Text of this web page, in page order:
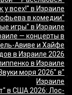
у всех!" в Израиле
в комедии
игры" в Израиле
— концерты в
Авиве и Хайфе
в Израиле 2026
в Израиле
моря 2026" в
Израиле
в США 2026: Лос-